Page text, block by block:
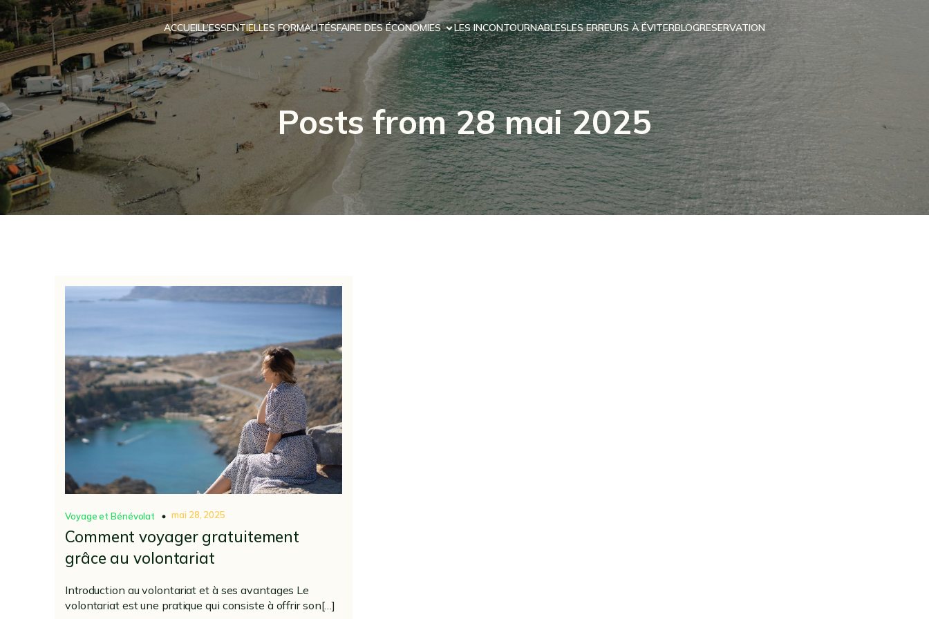
ACCUEILL’ESSENTIELLES FORMALITÉSFAIRE DES ÉCONOMIES LES INCONTOURNABLESLES ERREURS À ÉVITERBLOGRESERVATION
Posts from 28 mai 2025
Voyage et Bénévolat mai 28, 2025
Comment voyager gratuitement
grâce au volontariat
Introduction au volontariat et à ses avantages Le
volontariat est une pratique qui consiste à offrir son[…]